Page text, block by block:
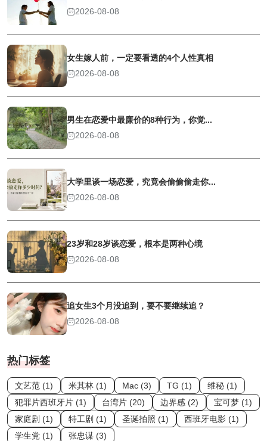
2026-08-08
女生嫁人前，一定要看透的4个人性真相
2026-08-08
男生在恋爱中最廉价的8种行为，你觉...
2026-08-08
大学里谈一场恋爱，究竟会偷偷偷走你...
2026-08-08
23岁和28岁谈恋爱，根本是两种心境
2026-08-08
追女生3个月没追到，要不要继续追？
2026-08-08
热门标签
文艺范 (1) 米其林 (1) Mac (3) TG (1)
维秘 (1)
犯罪片西班牙片 (1)
台湾片 (20) 边界感 (2)
宝可梦 (1)
家庭剧 (1)
特工剧 (1) 圣诞拍照 (1)
西班牙电影 (1)
学生党 (1)
张忠谋 (3)